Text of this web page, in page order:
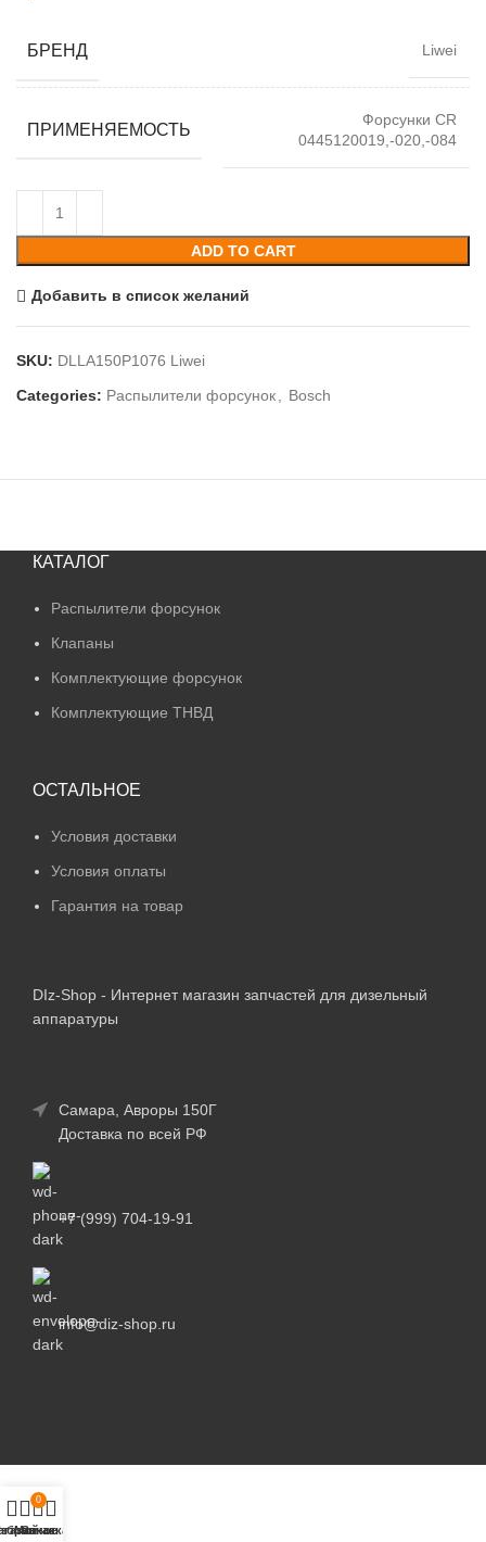
БРЕНД Liwei
ПРИМЕНЯЕМОСТЬ
Форсунки CR
0445120019,-020,-084
ADD TO CART
Добавить в список желаний
SKU: DLLA150P1076 Liwei
Categories: Распылители форсунок Bosch
КАТАЛОГ
Распылители форсунок
Клапаны
Комплектующие форсунок
Комплектующие ТНВД
ОСТАЛЬНОЕ
Условия доставки
Условия оплаты
Гарантия на товар
DIz-Shop - Интернет магазин запчастей для дизельный
аппаратуры
Самара, Авроры 150Г
Доставка по всей РФ
+7 (999) 704-19-91
info@diz-shop.ru
0
Заказ
Мой аккаунт